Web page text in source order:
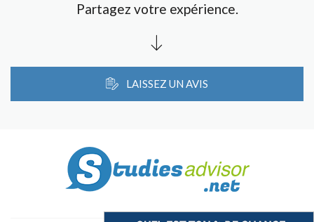
Partagez votre expérience.
LAISSEZ UN AVIS